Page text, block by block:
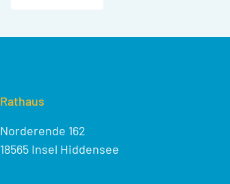
Rathaus
Norderende 162
18565 Insel Hiddensee